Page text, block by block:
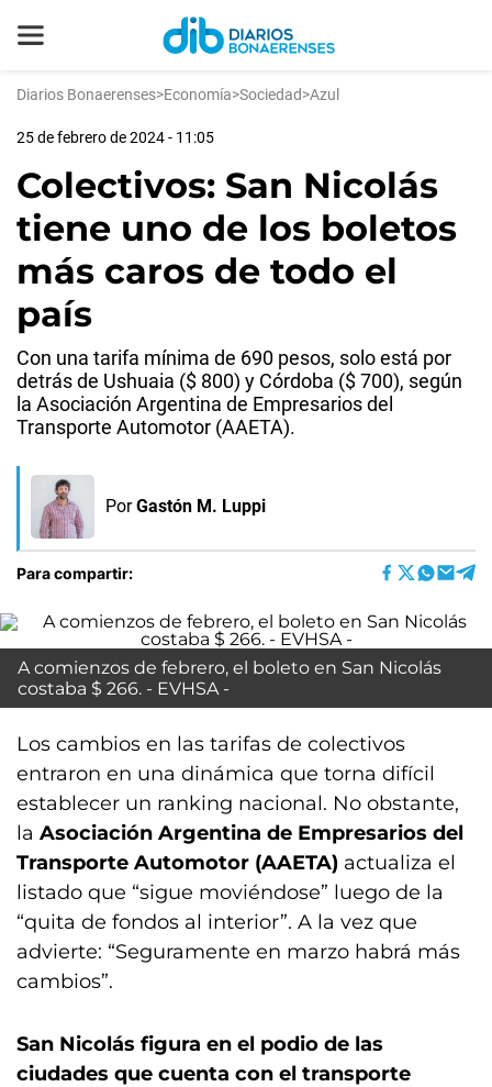
Diarios Bonaerenses>Economía>Sociedad>Azul
25 de febrero de 2024 - 11:05
Colectivos: San Nicolás
tiene uno de los boletos
más caros de todo el
país
Con una tarifa mínima de 690 pesos, solo está por
detrás de Ushuaia ($ 800) y Córdoba ($ 700), según
la Asociación Argentina de Empresarios del
Transporte Automotor (AAETA).
Por Gastón M. Luppi
Para compartir:
A comienzos de febrero, el boleto en San Nicolás
costaba $ 266. - EVHSA -
Los cambios en las tarifas de colectivos
entraron en una dinámica que torna difícil
establecer un ranking nacional. No obstante,
la Asociación Argentina de Empresarios del
Transporte Automotor (AAETA) actualiza el
listado que “sigue moviéndose” luego de la
“quita de fondos al interior”. A la vez que
advierte: “Seguramente en marzo habrá más
cambios”.
San Nicolás figura en el podio de las
ciudades que cuenta con el transporte